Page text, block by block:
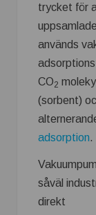
trycket för
används
CO2
(sorbent)
adsorption.
såväl
direkt